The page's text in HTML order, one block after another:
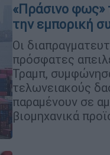
«Πράσινο φως»
την εμπορική
Οι
πρόσφατες
Τραμπ,
τελωνειακούς
παραμένουν σε
βιομηχανικά